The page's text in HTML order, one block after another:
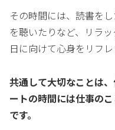
その時間には、読書を
を聴いたりなど、リラ
日に向けて心身をリフ
共通して大切なことは
ートの時間には仕事の
です。